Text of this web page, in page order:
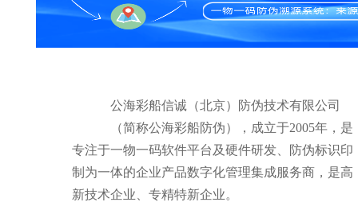
公海彩船信诚（北京）防伪技术有限公司
（简称公海彩船防伪），成立于2005年，是
专注于一物一码软件平台及硬件研发、防伪标识印
制为一体的企业产品数字化管理集成服务商，是高
新技术企业、专精特新企业。